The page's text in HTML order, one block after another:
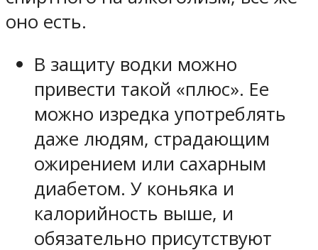
оно есть.
В защиту водки можно
привести такой «плюс». Ее
можно изредка употреблять
даже людям, страдающим
ожирением или сахарным
диабетом. У коньяка и
калорийность выше, и
обязательно присутствуют